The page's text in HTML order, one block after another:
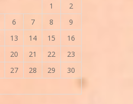
1
2
6 7 8
9
13 14 15
16
20 21 22
23
27 28 29
30